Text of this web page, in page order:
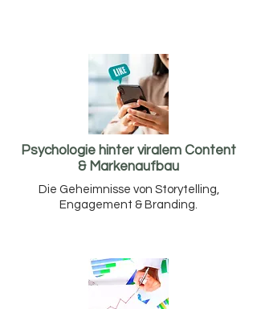
Psychologie hinter viralem Content
& Markenaufbau
Die Geheimnisse von Storytelling,
Engagement & Branding.